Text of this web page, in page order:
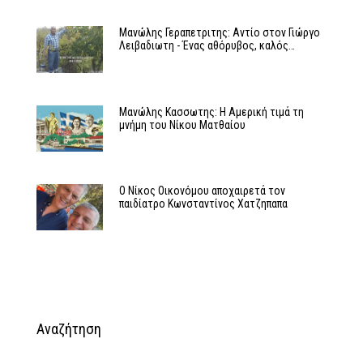
Μανώλης Γεραπετριτης: Αντίο στον Γιώργο
Λειβαδιωτη - Ένας αθόρυβος, καλός…
Μανώλης Κασσωτης: Η Αμερική τιμά τη
μνήμη του Νίκου Ματθαίου
Ο Νίκος Οικονόμου αποχαιρετά τον
παιδίατρο Κωνσταντίνος Χατζηπαπα
Αναζήτηση